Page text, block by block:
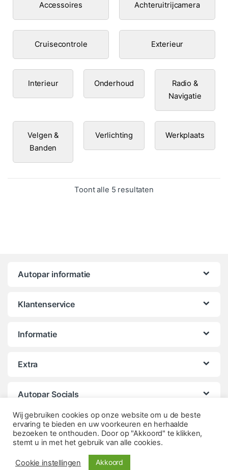
Accessoires Achteruitrijcamera
Cruisecontrole Exterieur
Interieur Onderhoud
Radio &
Navigatie
Velgen &
Banden
Verlichting Werkplaats
Toont alle 5 resultatenGesorteerd op
Autopar informatie
Klantenservice
Informatie
Extra
Autopar Socials
Wij gebruiken cookies op onze website om u de beste
ervaring te bieden en uw voorkeuren en herhaalde
bezoeken te onthouden. Door op "Akkoord" te klikken,
stemt u in met het gebruik van alle cookies.
Cookie instellingen Akkoord